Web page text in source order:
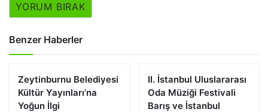
YORUM BIRAK
Benzer Haberler
Zeytinburnu Belediyesi
Kültür Yayınları’na
Yoğun İlgi
II. İstanbul Uluslararası
Oda Müziği Festivali
Barış ve İstanbul